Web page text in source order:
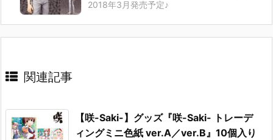
2018年3月発売予定♪
関連記事
【咲-Saki-】グッズ『咲-Saki- トレーデ
ィングミニ色紙 ver.A／ver.B』10個入り